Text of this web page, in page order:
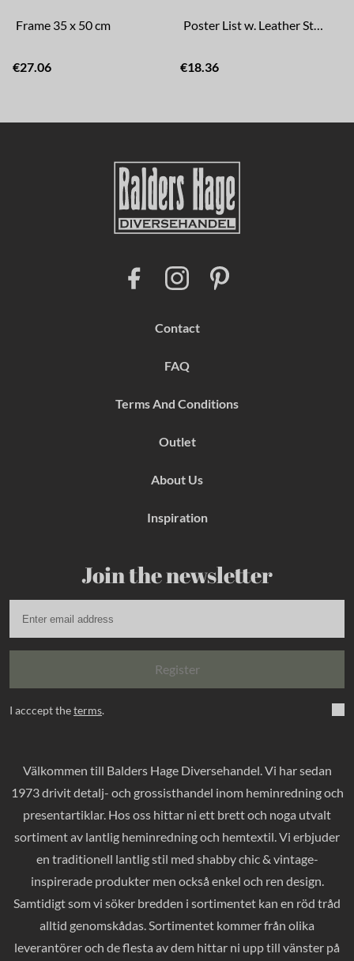
Frame 35 x 50 cm
€27.06
Poster List w. Leather Strap 35 cm
€18.36
Contact
FAQ
Terms And Conditions
Outlet
About Us
Inspiration
Join the newsletter
Register
I acccept theterms.
I
n
g
a
m
Välkommen till Balders Hage Diversehandel. Vi har sedan
1973 drivit detalj- och grossisthandel inom heminredning och
presentartiklar. Hos oss hittar ni ett brett och noga utvalt
sortiment av lantlig heminredning och hemtextil. Vi erbjuder
en traditionell lantlig stil med shabby chic & vintage-
inspirerade produkter men också enkel och ren design.
Samtidigt som vi söker bredden i sortimentet kan en röd tråd
alltid genomskådas. Sortimentet kommer från olika
leverantörer och de flesta av dem hittar ni upp till vänster på